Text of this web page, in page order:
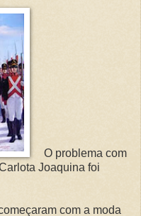
O problema com
Joaquina foi
com a moda